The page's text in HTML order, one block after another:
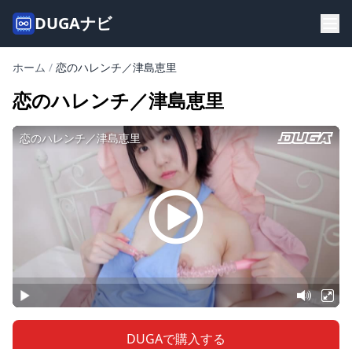
DUGAナビ
ホーム / 恋のハレンチ／津島恵里
恋のハレンチ／津島恵里
DUGAで購入する